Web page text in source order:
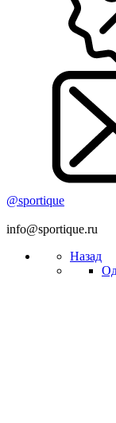
@sportique
info@sportique.ru
Назад